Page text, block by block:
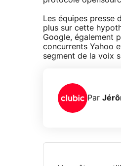
Les équipes presse
plus sur cette
Google, également
concurrents Yahoo
segment de la voix
Par